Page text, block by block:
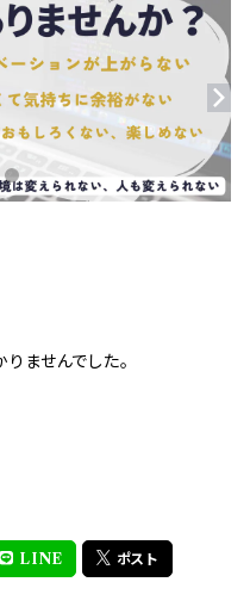
ませんでした。
LINE ポスト